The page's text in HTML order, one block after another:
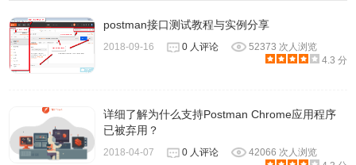
postman接口测试教程与实例分享
2018-09-16 0 人评论
52373 次人浏览
4.3 分
详细了解为什么支持Postman Chrome应用程序
已被弃用？
2018-04-07 0 人评论
42066 次人浏览